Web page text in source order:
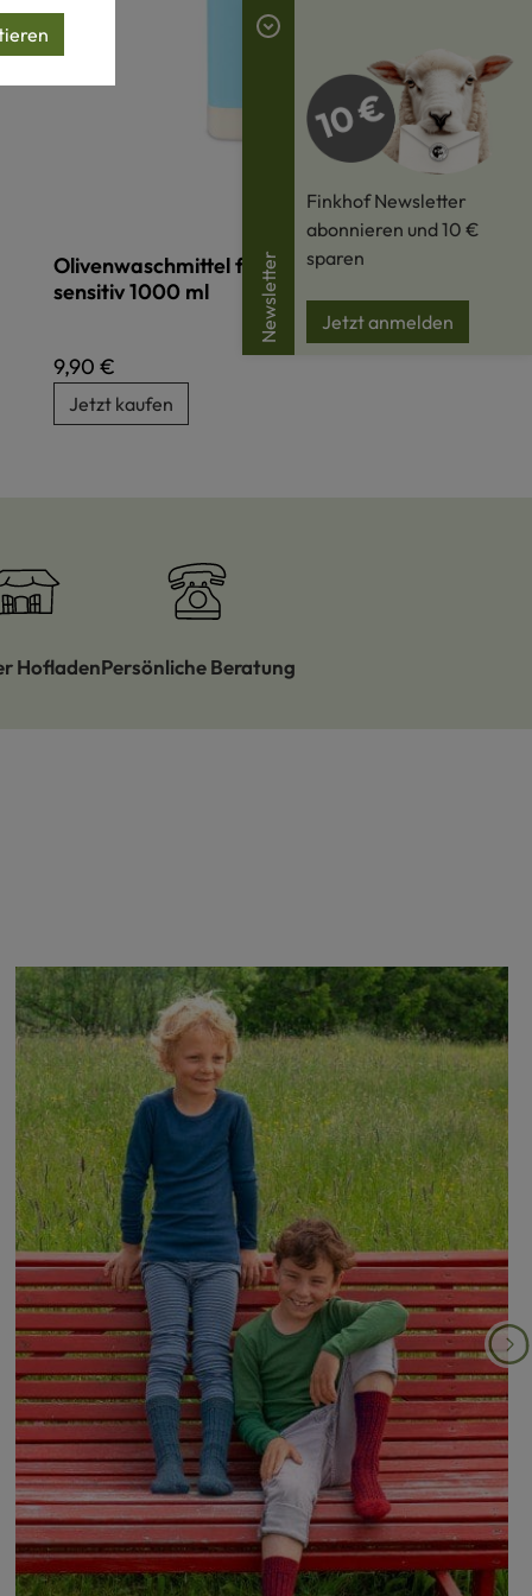
Olivenwaschmittel für Wolle und Seide -
sensitiv 1000 ml
Regulärer Preis:
9,90 €
Jetzt kaufen
HofladenPersönliche Beratung
Newsletter
Finkhof Newsletter
abonnieren und 10 €
sparen
Jetzt anmelden